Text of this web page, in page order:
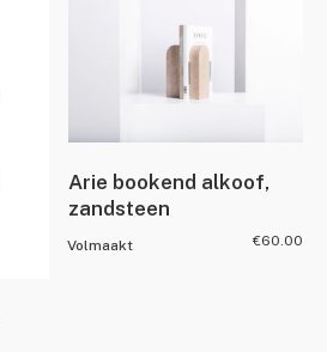
Arie bookend alkoof,
zandsteen
Volmaakt €60.00